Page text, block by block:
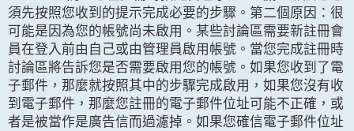
須先按照您收到的提示完成必要的步驟。第二個原因：很
可能是因為您的帳號尚未啟用。某些討論區需要新註冊會
員在登入前由自己或由管理員啟用帳號。當您完成註冊時
討論區將告訴您是否需要啟用您的帳號。如果您收到了電
子郵件，那麼就按照其中的步驟完成啟用，如果您沒有收
到電子郵件，那麼您註冊的電子郵件位址可能不正確，或
者是被當作是廣告信而過濾掉。如果您確信電子郵件位址